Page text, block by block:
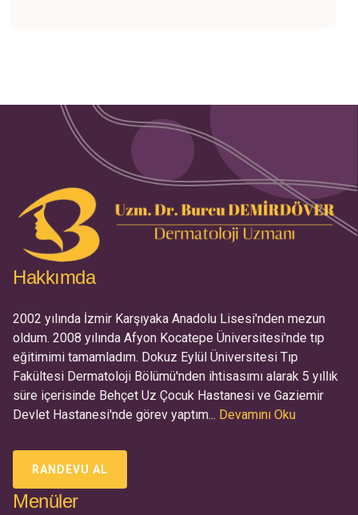
Hakkımda
2002 yılında İzmir Karşıyaka Anadolu Lisesi'nden mezun
oldum. 2008 yılında Afyon Kocatepe Üniversitesi'nde tıp
eğitimimi tamamladım. Dokuz Eylül Üniversitesi Tıp
Fakültesi Dermatoloji Bölümü'nden ihtisasımı alarak 5 yıllık
süre içerisinde Behçet Uz Çocuk Hastanesi ve Gaziemir
Devlet Hastanesi'nde görev yaptım... Devamını Oku
RANDEVU AL
Menüler